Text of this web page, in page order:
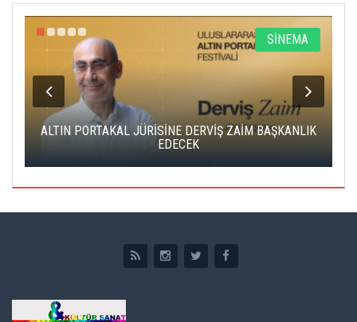
SİNEMA
ALTIN PORTAKAL JÜRİSİNE DERVİŞ ZAİM BAŞKANLIK
EDECEK